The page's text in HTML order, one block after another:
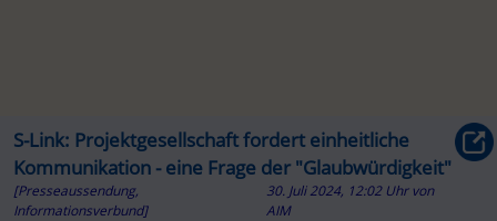
S-Link: Projektgesellschaft fordert einheitliche
Kommunikation - eine Frage der "Glaubwürdigkeit"
[Presseaussendung,
Informationsverbund]
30. Juli 2024, 12:02 Uhr von
AIM